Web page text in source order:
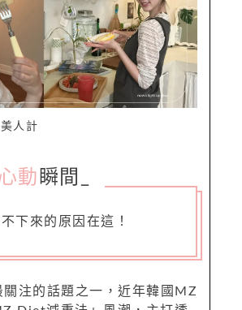
美人計
動 瞬間
下來的原因在這！
注的話題之一，近年韓國MZ